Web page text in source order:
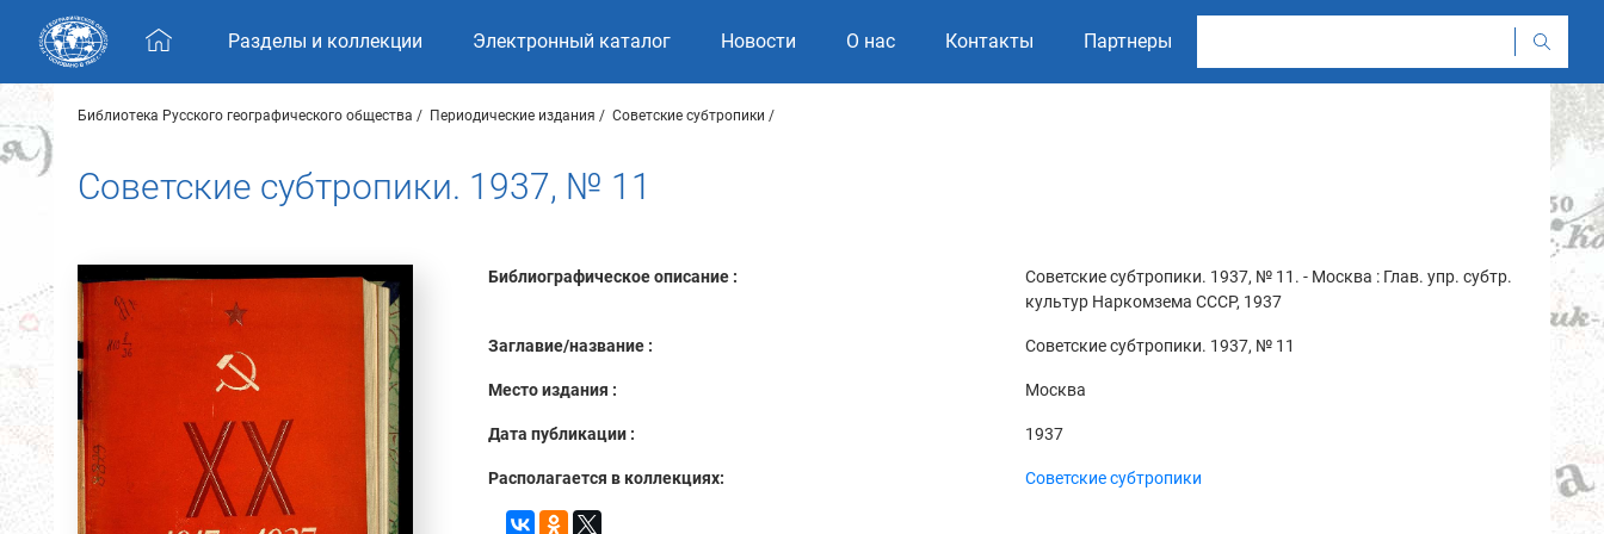
Skip navigation
Разделы и коллекции Электронный каталог Новости О нас Контакты Партнеры
Библиотека Русского географического общества Периодические издания Советские субтропики
Советские субтропики. 1937, № 11
Библиографическое описание :
Советские субтропики. 1937, № 11. - Москва : Глав. упр. субтр.
культур Наркомзема СССР, 1937
Заглавие/название : Советские субтропики. 1937, № 11
Место издания : Москва
Дата публикации : 1937
Располагается в коллекциях: Советские субтропики